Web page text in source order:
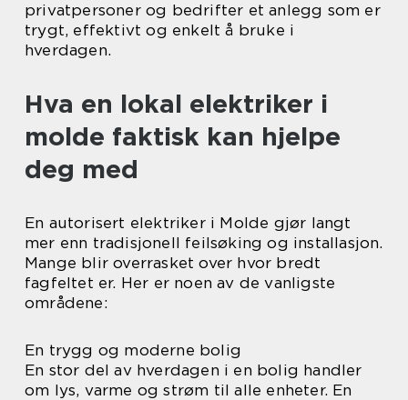
privatpersoner og bedrifter et anlegg som er
trygt, effektivt og enkelt å bruke i
hverdagen.
Hva en lokal elektriker i
molde faktisk kan hjelpe
deg med
En autorisert elektriker i Molde gjør langt
mer enn tradisjonell feilsøking og installasjon.
Mange blir overrasket over hvor bredt
fagfeltet er. Her er noen av de vanligste
områdene:
En trygg og moderne bolig
En stor del av hverdagen i en bolig handler
om lys, varme og strøm til alle enheter. En